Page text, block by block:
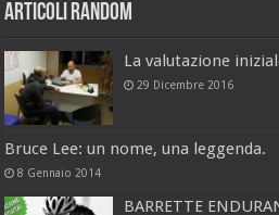
Articoli Random
La valutazione
29 Dicembre 2016
Bruce Lee: un nome, una leggenda.
8 Gennaio 2014
BARRETTE